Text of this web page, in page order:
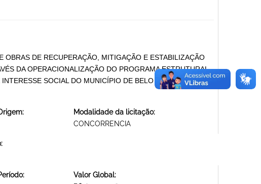
OBRAS DE RECUPERAÇÃO, MITIGAÇÃO E ESTABILIZAÇÃO
DA OPERACIONALIZAÇÃO DO PROGRAMA ESTRUTURAL
SOCIAL DO MUNICÍPIO DE BELO HORIZONTE.
Modalidade da licitação:
CONCORRENCIA
Valor Global: